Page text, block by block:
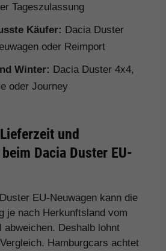
Tageszulassung
Käufer: Dacia Duster
oder Reimport
Winter: Dacia Duster 4x4,
oder Journey
und
Dacia Duster EU-
EU-Neuwagen kann die
je nach Herkunftsland vom
abweichen. Deshalb lohnt
Hamburgcars achtet